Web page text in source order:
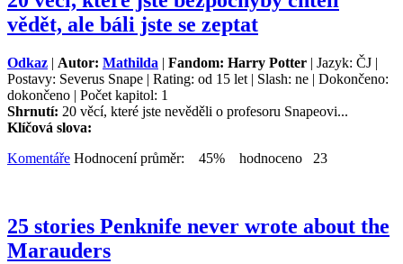
vědět, ale báli jste se zeptat
Odkaz | Autor: Mathilda | Fandom: Harry Potter | Jazyk: ČJ |
Postavy: Severus Snape | Rating: od 15 let | Slash: ne | Dokončeno:
dokončeno | Počet kapitol: 1
Shrnutí: 20 věcí, které jste nevěděli o profesoru Snapeovi...
Klíčová slova:
Komentáře Hodnocení průměr: 45% hodnoceno 23
25 stories Penknife never wrote about the
Marauders